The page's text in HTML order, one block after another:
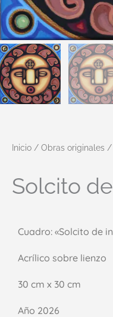
Inicio / Obras originales /
Solcito
Cuadro: «Solcito de
Acrílico sobre lienzo
30 cm x 30 cm
Año 2026